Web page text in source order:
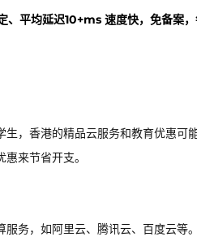
平均延迟10+ms 速度快，免备案，
，香港的精品云服务和教育优惠可
来节省开支。
务，如阿里云、腾讯云、百度云等